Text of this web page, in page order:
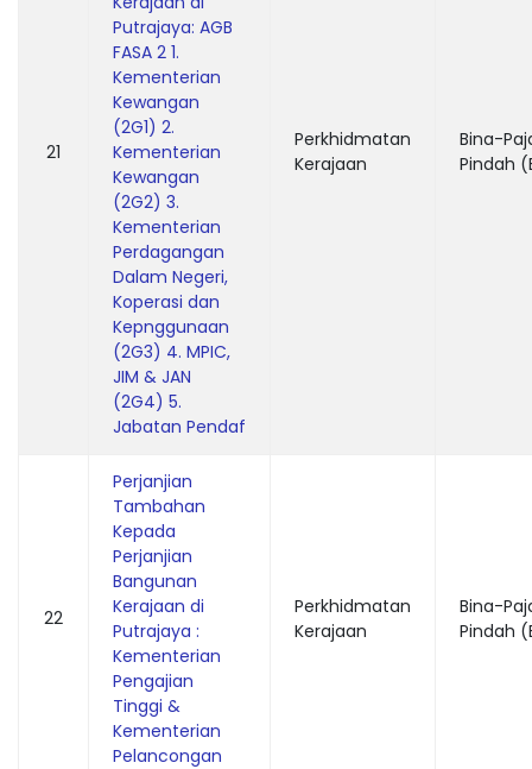
21
Putrajaya: AGB
FASA 2 1.
Kementerian
Kewangan
(2G1) 2.
Kementerian
Kewangan
(2G2) 3.
Kementerian
Perdagangan
Dalam Negeri,
Koperasi dan
Kepnggunaan
(2G3) 4. MPIC,
JIM & JAN
(2G4) 5.
Jabatan Pendaf
Perkhidmatan
Kerajaan
Bina-
Pindah
22
Perjanjian
Tambahan
Kepada
Perjanjian
Bangunan
Kerajaan di
Putrajaya :
Kementerian
Pengajian
Tinggi &
Kementerian
Pelancongan
Perkhidmatan
Kerajaan
Bina-
Pindah